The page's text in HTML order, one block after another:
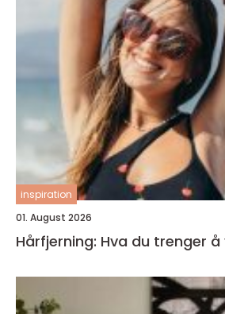
inspiration
01. August 2026
Hårfjerning: Hva du trenger å